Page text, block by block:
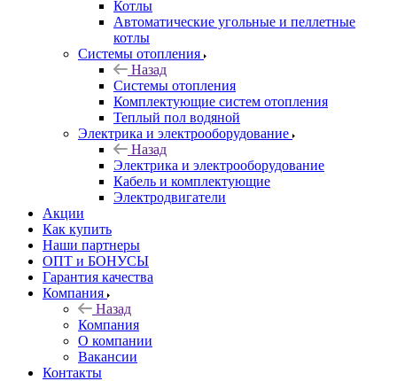
Котлы
Автоматические угольные и пеллетные
котлы
Системы отопления
Назад
Системы отопления
Комплектующие систем отопления
Теплый пол водяной
Электрика и электрооборудование
Назад
Электрика и электрооборудование
Кабель и комплектующие
Электродвигатели
Акции
Как купить
Наши партнеры
ОПТ и БОНУСЫ
Гарантия качества
Компания
Назад
Компания
О компании
Вакансии
Контакты